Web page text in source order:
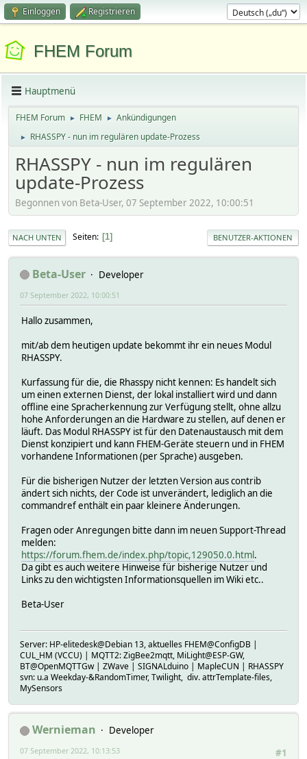
Einloggen Registrieren
FHEM Forum
Hauptmenü
FHEM Forum ► FHEM ► Ankündigungen
► RHASSPY - nun im regulären update-Prozess
RHASSPY - nun im regulären
update-Prozess
Begonnen von Beta-User, 07 September 2022, 10:00:51
NACH UNTEN Seiten 1 BENUTZER-AKTIONEN
Beta-User Developer
07 September 2022, 10:00:51
Hallo zusammen,
mit/ab dem heutigen update bekommt ihr ein neues Modul
RHASSPY.
Kurfassung für die, die Rhasspy nicht kennen: Es handelt sich
um einen externen Dienst, der lokal installiert wird und dann
offline eine Spracherkennung zur Verfügung stellt, ohne allzu
hohe Anforderungen an die Hardware zu stellen, auf denen er
läuft. Das Modul RHASSPY ist für den Datenaustausch mit dem
Dienst konzipiert und kann FHEM-Geräte steuern und in FHEM
vorhandene Informationen (per Sprache) ausgeben.
Für die bisherigen Nutzer der letzten Version aus contrib
ändert sich nichts, der Code ist unverändert, lediglich an die
commandref enthält ein paar kleinere Änderungen.
Fragen oder Anregungen bitte dann im neuen Support-Thread
melden:
https://forum.fhem.de/index.php/topic,129050.0.html.
Da gibt es auch weitere Hinweise für bisherige Nutzer und
Links zu den wichtigsten Informationsquellen im Wiki etc..
Beta-User
Server: HP-elitedesk@Debian 13, aktuelles FHEM@ConfigDB |
CUL_HM (VCCU) | MQTT2: ZigBee2mqtt, MiLight@ESP-GW,
BT@OpenMQTTGw | ZWave | SIGNALduino | MapleCUN | RHASSPY
svn: u.a Weekday-&RandomTimer, Twilight, div. attrTemplate-files,
MySensors
Wernieman
Developer
#1
07 September 2022, 10:13:53